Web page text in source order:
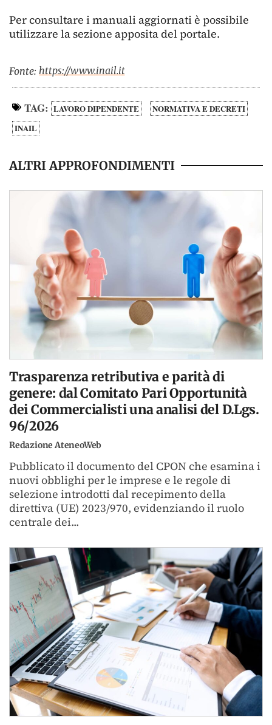
Per consultare i manuali aggiornati è possibile
utilizzare la sezione apposita del portale.
Fonte: https://www.inail.it
TAG: LAVORO DIPENDENTE
NORMATIVA E DECRETI
INAIL
ALTRI APPROFONDIMENTI
Trasparenza retributiva e parità di
genere: dal Comitato Pari Opportunità
dei Commercialisti una analisi del D.Lgs.
96/2026
Redazione AteneoWeb
Pubblicato il documento del CPON che esamina i
nuovi obblighi per le imprese e le regole di
selezione introdotti dal recepimento della
direttiva (UE) 2023/970, evidenziando il ruolo
centrale dei...